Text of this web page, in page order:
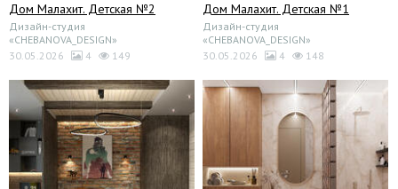
Дом Малахит. Детская №2
Дизайн-студия
«CHEBANOVA_DESIGN»
30.05.2026
4 149
Дом Малахит. Детская №1
Дизайн-студия
«CHEBANOVA_DESIGN»
30.05.2026
4 148